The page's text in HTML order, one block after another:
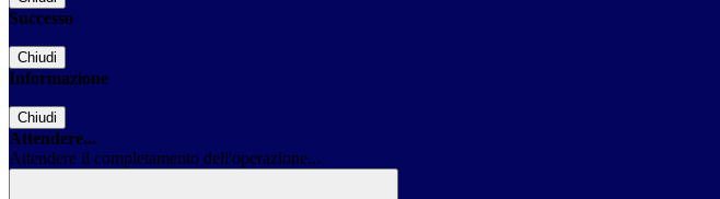
Successo
Chiudi
Informazione
Chiudi
Attendere...
Attendere il completamento dell'operazione...